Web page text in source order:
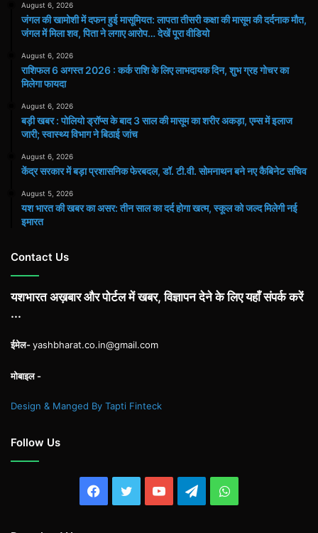
August 6, 2026
जंगल की खामोशी में दफन हुई मासूमियत: लापता तीसरी कक्षा की मासूम की दर्दनाक मौत,
जंगल में मिला शव, पिता ने लगाए आरोप… देखें पूरा वीडियो
August 6, 2026
राशिफल 6 अगस्त 2026 : कर्क राशि के लिए लाभदायक दिन, शुभ ग्रह गोचर का
मिलेगा फायदा
August 6, 2026
बड़ी खबर : पोलियो ड्रॉप्स के बाद 3 साल की मासूम का शरीर अकड़ा, एम्स में इलाज
जारी; स्वास्थ्य विभाग ने बिठाई जांच
August 6, 2026
केंद्र सरकार में बड़ा प्रशासनिक फेरबदल, डॉ. टी.वी. सोमनाथन बने नए कैबिनेट सचिव
August 5, 2026
यश भारत की खबर का असर: तीन साल का दर्द होगा खत्म, स्कूल को जल्द मिलेगी नई
इमारत
Contact Us
यशभारत अख़बार और पोर्टल में खबर, विज्ञापन देने के लिए यहाँ संपर्क करें
...
ईमेल-yashbharat.co.in@gmail.com
मोबाइल -
Design & Manged By Tapti Finteck
Follow Us
Facebook
TwitterYouTubeTelegramWhatsApp